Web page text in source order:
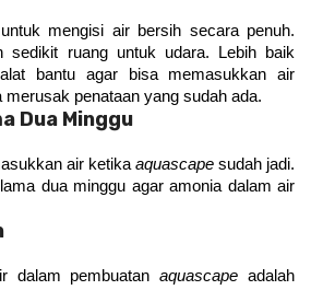
mengisi air bersih secara penuh.
sedikit ruang untuk udara. Lebih baik
bantu agar bisa memasukkan air
merusak penataan yang sudah ada.
Dua Minggu
air ketika aquascape sudah jadi.
dua minggu agar amonia dalam air
dalam pembuatan aquascape adalah